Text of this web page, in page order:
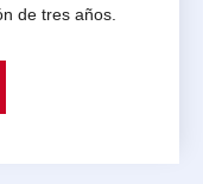
de tres años.